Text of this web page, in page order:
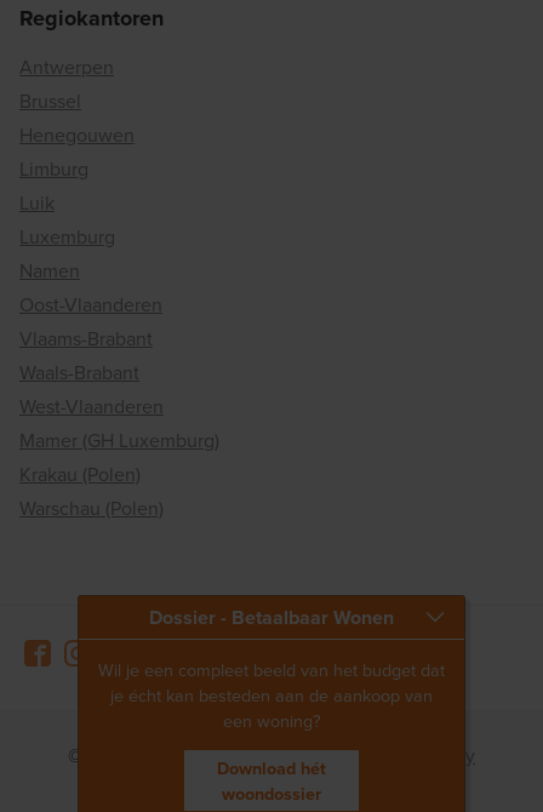
Dossier - Betaalbaar Wonen
Wil je een compleet beeld van het budget dat
je écht kan besteden aan de aankoop van
een woning?
Download hét
woondossier
Regiokantoren
Antwerpen
Brussel
Henegouwen
Limburg
Luik
Luxemburg
Namen
Oost-Vlaanderen
Vlaams-Brabant
Waals-Brabant
West-Vlaanderen
Mamer (GH Luxemburg)
Krakau (Polen)
Warschau (Polen)
© 2026 Matexi Disclaimer
Privacy policy
Whistleblowing channel